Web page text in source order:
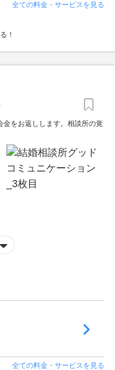
全ての料金・サービスを見る
！
金をお返しします。相談所の覚
全ての料金・サービスを見る